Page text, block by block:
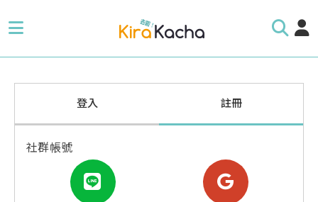
登入 註冊
社群帳號